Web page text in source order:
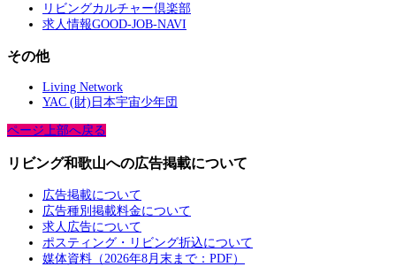
リビングカルチャー倶楽部
求人情報GOOD-JOB-NAVI
その他
Living Network
YAC (財)日本宇宙少年団
ページ上部へ戻る
リビング和歌山への広告掲載について
広告掲載について
広告種別掲載料金について
求人広告について
ポスティング・リビング折込について
媒体資料（2026年8月末まで：PDF）